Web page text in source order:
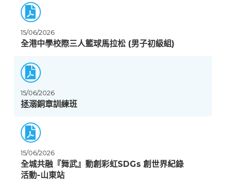
15/06/2026
全港中學校際三人籃球馬拉松 (男子初級組)
15/06/2026
拯溺銅章訓練班
15/06/2026
全城共融『舞武』動創彩虹SDGs 創世界紀錄
活動-山東站